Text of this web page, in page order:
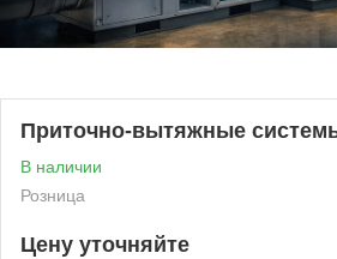
Приточно-вытяжные
В наличии
Розница
Цену уточняйте